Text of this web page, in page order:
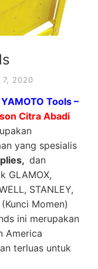
7, 2020
Tools –
Citra Abadi
yang spesialis
dan
GLAMOX,
STANLEY,
Momen)
ini merupakan
America
terluas untuk